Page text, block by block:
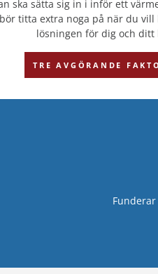
ska sätta sig in i inför ett
titta extra noga på när du
lösningen för dig och ditt
TRE AVGÖRANDE